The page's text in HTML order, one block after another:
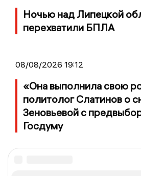
Ночью над Липецкой
перехватили БПЛА
08/08/2026 19:12
«Она выполнила свою
политолог Слатинов о
Зеновьевой с
Госдуму